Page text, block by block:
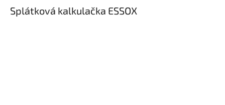
Splátková kalkulačka ESSOX